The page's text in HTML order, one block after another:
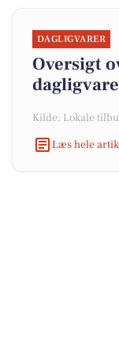
DAGLIGVARER
Oversigt
Kilde: Lokale
Læs hele